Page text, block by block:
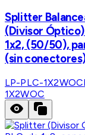
Splitter
(Divisor
1x2, (50/50),
(sin
LP-PLC-1X2WOC
1X2WOC